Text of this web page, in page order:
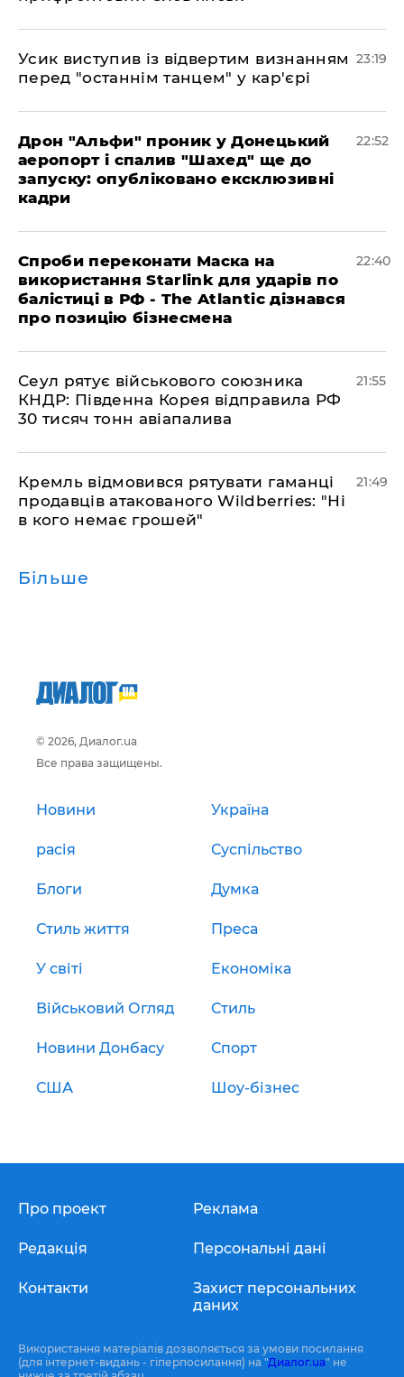
​Усик виступив із відвертим визнанням
перед "останнім танцем" у кар'єрі
23:19
​Дрон "Альфи" проник у Донецький
аеропорт і спалив "Шахед" ще до
запуску: опубліковано ексклюзивні
кадри
22:52
​Спроби переконати Маска на
використання Starlink для ударів по
балістиці в РФ - The Atlantic дізнався
про позицію бізнесмена
22:40
​Сеул рятує військового союзника
КНДР: Південна Корея відправила РФ
30 тисяч тонн авіапалива
21:55
​Кремль відмовився рятувати гаманці
продавців атакованого Wildberries: "Ні
в кого немає грошей"
21:49
Більше
© 2026, Диалог.ua
Все права защищены.
Новини Україна
расія Суспільство
Блоги Думка
Стиль життя Преса
У світі Економіка
Військовий Огляд Стиль
Новини Донбасу Спорт
США Шоу-бізнес
Про проект
Редакція
Контакти
Реклама
Персональні дані
Захист персональних
даних
Використання матеріалів дозволяється за умови посилання
(для інтернет-видань - гіперпосилання) на "Диалог.ua" не